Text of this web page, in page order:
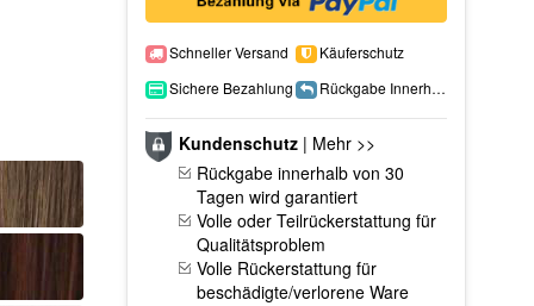
Schneller Versand
Käuferschutz
Sichere Bezahlung
Rückgabe Innerhalb 15 Tage
Kundenschutz| Mehr >>
Rückgabe innerhalb von 30
Tagen wird garantiert
Volle oder Teilrückerstattung für
Qualitätsproblem
Volle Rückerstattung für
beschädigte/verlorene Ware